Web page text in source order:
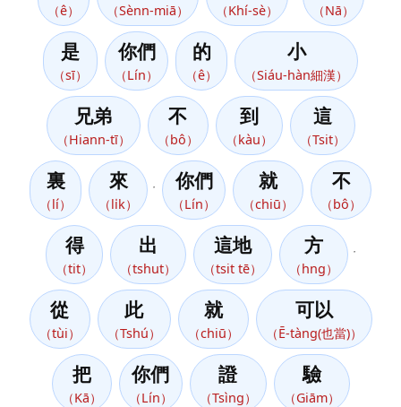
（ê） （Sènn-miā） （Khí-sè） （Nā）
是
（sī）
你們
（Lín）
的
（ê）
小
（Siáu-hàn細漢）
兄弟
（Hiann-tī）
不
（bô）
到
（kàu）
這
（Tsit）
裏
（lí）
來
（li̍k）
你們
（Lín）
就
（chiū）
不
（bô）
得
（tit）
出
（tshut）
這地
（tsit tē）
方
（hng）
從
（tùi）
此
（Tshú）
就
（chiū）
可以
（Ē-tàng(也當)）
把
（Kā）
你們
（Lín）
證
（Tsìng）
驗
（Giām）